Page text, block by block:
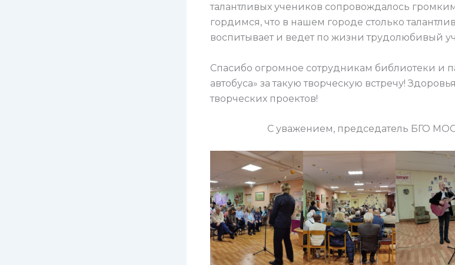
талантливых учеников сопровождалось
гордимся, что в нашем городе столько
воспитывает и ведет по жизни трудолюбивый
Спасибо огромное сотрудникам библиотеки и
автобуса» за такую творческую встречу!
творческих проектов!
С уважением, председатель БГО